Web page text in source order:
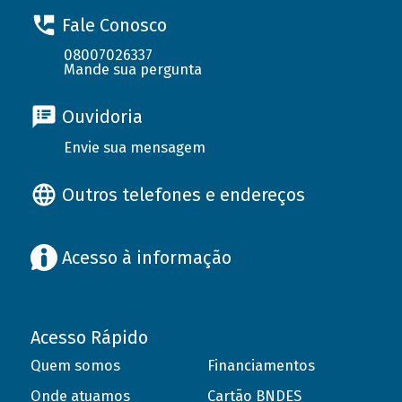
Fale Conosco
08007026337
Mande sua pergunta
Ouvidoria
Envie sua mensagem
Outros telefones e endereços
Acesso à informação
Acesso Rápido
Quem somos
Onde atuamos
Financiamentos
Cartão BNDES